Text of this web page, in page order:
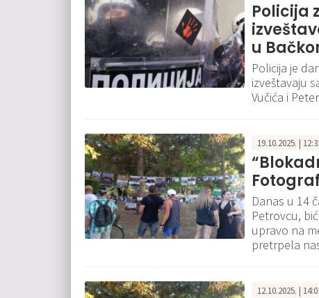
Policija
u
Policija je
izveštavaju
Vučića i
19.10.2025. |
Danas u 14
Petrovcu,
upravo na
pretrpela
12.10.2025. |